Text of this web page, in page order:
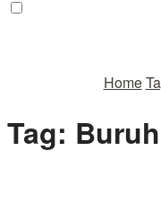
Home
Tag: